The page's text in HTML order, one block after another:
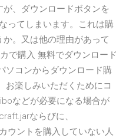
、ダウンロードボタンを
ってしまいます。これは購
。又は他の理由があって
で購入 無料でダウンロード
ソコンからダウンロード購
お楽しみいただくためにコ
などが必要になる場合が
ならびに、
ウントを購入していない人